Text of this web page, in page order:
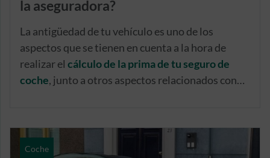
la aseguradora?
La antigüedad de tu vehículo es uno de los
aspectos que se tienen en cuenta a la hora de
realizar el cálculo de la prima de tu seguro de
coche, junto a otros aspectos relacionados con
Coche